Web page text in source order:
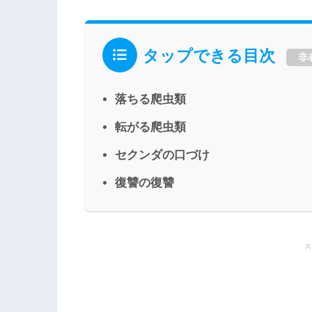
タップできる目次 非
落ちる爬虫類
転がる爬虫類
セクンダの口づけ
復讐の復讐